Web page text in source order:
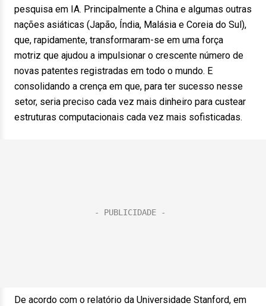
pesquisa em IA. Principalmente a China e algumas outras
nações asiáticas (Japão, Índia, Malásia e Coreia do Sul),
que, rapidamente, transformaram-se em uma força
motriz que ajudou a impulsionar o crescente número de
novas patentes registradas em todo o mundo. E
consolidando a crença em que, para ter sucesso nesse
setor, seria preciso cada vez mais dinheiro para custear
estruturas computacionais cada vez mais sofisticadas.
De acordo com o relatório da Universidade Stanford, em